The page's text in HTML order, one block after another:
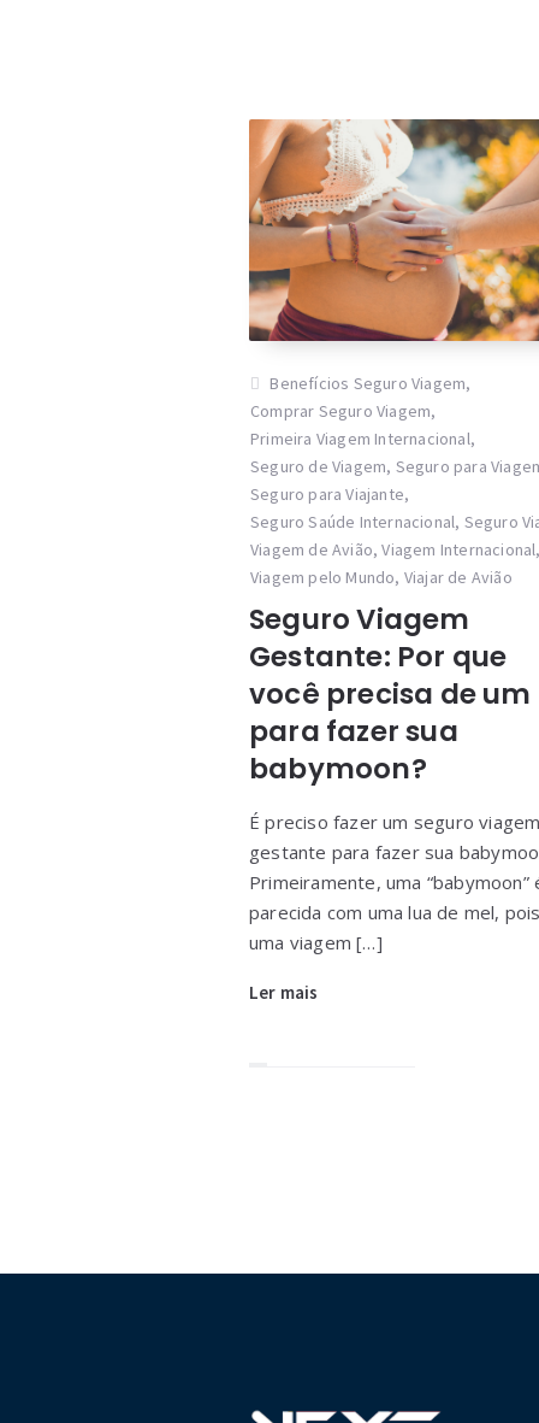
Benefícios Seguro Viagem,
Comprar Seguro Viagem,
Primeira Viagem Internacional,
Seguro de Viagem, Seguro para
Seguro para Viajante,
Seguro Saúde Internacional, Seguro
Viagem de Avião,Viagem Internacional,
Viagem pelo Mundo, Viajar de Avião
Seguro Viagem
Gestante: Por que
você precisa de um
para fazer sua
babymoon?
É preciso fazer um seguro viagem
gestante para fazer sua
Primeiramente, uma “babymoon”
parecida com uma lua de mel,
uma viagem […]
Ler mais